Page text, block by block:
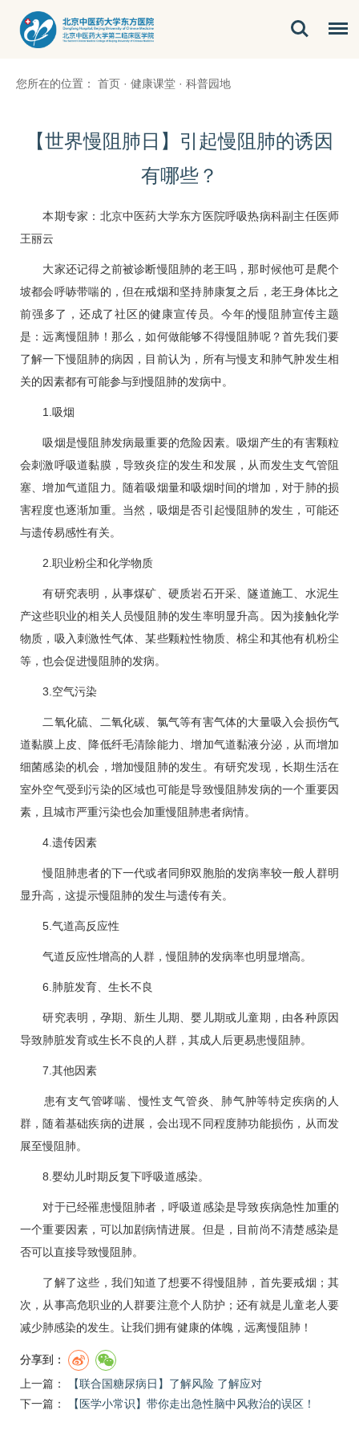
您所在的位置： 首页 · 健康课堂 · 科普园地
【世界慢阻肺日】引起慢阻肺的诱因
有哪些？
本期专家：北京中医药大学东方医院呼吸热病科副主任医师
王丽云
大家还记得之前被诊断慢阻肺的老王吗，那时候他可是爬个
坡都会呼哧带喘的，但在戒烟和坚持肺康复之后，老王身体比之
前强多了，还成了社区的健康宣传员。今年的慢阻肺宣传主题
是：远离慢阻肺！那么，如何做能够不得慢阻肺呢？首先我们要
了解一下慢阻肺的病因，目前认为，所有与慢支和肺气肿发生相
关的因素都有可能参与到慢阻肺的发病中。
1.吸烟
吸烟是慢阻肺发病最重要的危险因素。吸烟产生的有害颗粒
会刺激呼吸道黏膜，导致炎症的发生和发展，从而发生支气管阻
塞、增加气道阻力。随着吸烟量和吸烟时间的增加，对于肺的损
害程度也逐渐加重。当然，吸烟是否引起慢阻肺的发生，可能还
与遗传易感性有关。
2.职业粉尘和化学物质
有研究表明，从事煤矿、硬质岩石开采、隧道施工、水泥生
产这些职业的相关人员慢阻肺的发生率明显升高。因为接触化学
物质，吸入刺激性气体、某些颗粒性物质、棉尘和其他有机粉尘
等，也会促进慢阻肺的发病。
3.空气污染
二氧化硫、二氧化碳、氯气等有害气体的大量吸入会损伤气
道黏膜上皮、降低纤毛清除能力、增加气道黏液分泌，从而增加
细菌感染的机会，增加慢阻肺的发生。有研究发现，长期生活在
室外空气受到污染的区域也可能是导致慢阻肺发病的一个重要因
素，且城市严重污染也会加重慢阻肺患者病情。
4.遗传因素
慢阻肺患者的下一代或者同卵双胞胎的发病率较一般人群明
显升高，这提示慢阻肺的发生与遗传有关。
5.气道高反应性
气道反应性增高的人群，慢阻肺的发病率也明显增高。
6.肺脏发育、生长不良
研究表明，孕期、新生儿期、婴儿期或儿童期，由各种原因
导致肺脏发育或生长不良的人群，其成人后更易患慢阻肺。
7.其他因素
患有支气管哮喘 、慢性支气管炎、肺气肿等特定疾病的人
群，随着基础疾病的进展，会出现不同程度肺功能损伤，从而发
展至慢阻肺。
8.婴幼儿时期反复下呼吸道感染。
对于已经罹患慢阻肺者，呼吸道感染是导致疾病急性加重的
一个重要因素，可以加剧病情进展。但是，目前尚不清楚感染是
否可以直接导致慢阻肺。
了解了这些，我们知道了想要不得慢阻肺，首先要戒烟；其
次，从事高危职业的人群要注意个人防护；还有就是儿童老人要
减少肺感染的发生。让我们拥有健康的体魄，远离慢阻肺！
分享到：
上一篇：
【联合国糖尿病日】了解风险 了解应对
下一篇：
【医学小常识】带你走出急性脑中风救治的误区！